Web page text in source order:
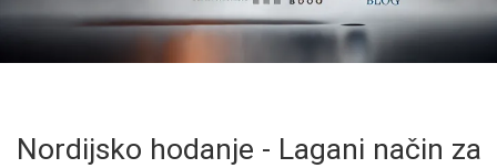
Nordijsko hodanje - Lagani način za